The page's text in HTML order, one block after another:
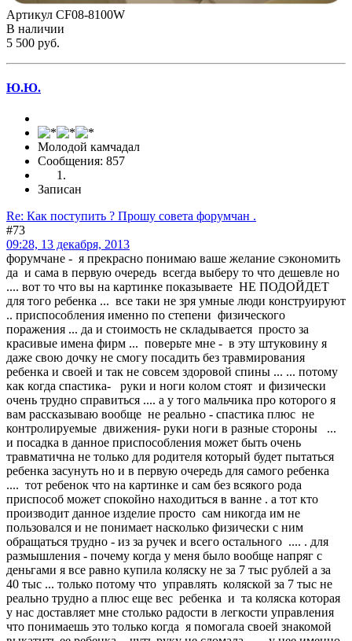
Артикул CF08-8100W
В наличии
5 500 pуб.
Ю.Ю.
Молодой камчадал
Сообщения: 857
Записан
Re: Как поступить ? Прошу совета форумчан .
#73
09:28, 13 декабря, 2013
форумчане - я прекрасно понимаю ваше желание сэкономить
да и сама в первую очередь всегда выберу то что дешевле но
.... вот то что вы на картинке показываете НЕ ПОДОЙДЕТ
для того ребенка ... все таки не зря умные люди конструируют
.. приспособления именно по степени физического
поражения ... да и стоимость не складывается просто за
красивые имена фирм ... поверьте мне - в эту штуковину я
даже свою дочку не смогу посадить без травмирования
ребенка и своей и так не совсем здоровой спины ... ... потому
как когда спастика- руки и ноги колом стоят и физически
очень трудно справиться .... а у того мальчика про которого я
вам рассказываю вообще не реально - спастика плюс не
контролируемые движения- руки ноги в разные стороны ...
и посадка в данное приспособления может быть очень
травматична не только для родителя который будет пытаться
ребенка засунуть но и в первую очередь для самого ребенка
.... тот ребенок что на картинке и сам без всякого рода
приспособ может спокойно находиться в ванне . а тот кто
производит данное изделие просто сам никогда им не
пользовался и не понимает насколько физически с ним
обращаться трудно - из за ручек и всего остального .... . для
размышления - почему когда у меня было вообще напряг с
деньгами я все равно купила коляску не за 7 тыс рублей а за
40 тыс ... только потому что управлять коляской за 7 тыс не
реально трудно а плюс еще вес ребенка и та коляска которая
у нас доставляет мне столько радости в легкости управления
что понимаешь это только когда я помогала своей знакомой